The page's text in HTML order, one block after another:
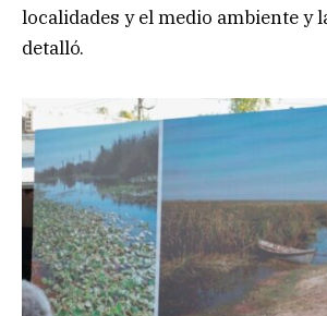
localidades y el medio ambiente y
detalló.